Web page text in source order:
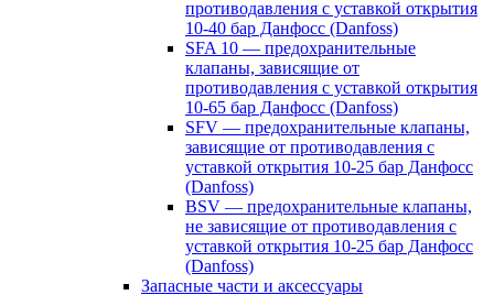
противодавления с уставкой открытия
10-40 бар Данфосс (Danfoss)
SFA 10 — предохранительные
клапаны, зависящие от
противодавления с уставкой открытия
10-65 бар Данфосс (Danfoss)
SFV — предохранительные клапаны,
зависящие от противодавления с
уставкой открытия 10-25 бар Данфосс
(Danfoss)
BSV — предохранительные клапаны,
не зависящие от противодавления с
уставкой открытия 10-25 бар Данфосс
(Danfoss)
Запасные части и аксессуары